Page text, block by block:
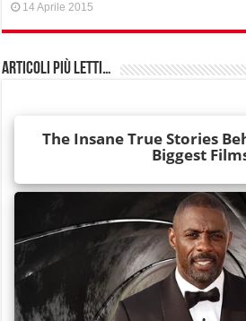
14 Aprile 2015
Articoli più Letti…